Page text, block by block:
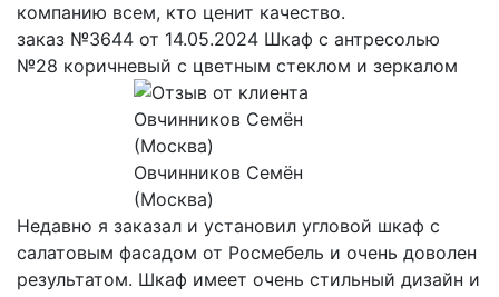
компанию всем, кто ценит качество.
заказ №3644 от 14.05.2024 Шкаф с антресолью
№28 коричневый с цветным стеклом и зеркалом
Овчинников Семён
(Москва)
Недавно я заказал и установил угловой шкаф с
салатовым фасадом от Росмебель и очень доволен
результатом. Шкаф имеет очень стильный дизайн и